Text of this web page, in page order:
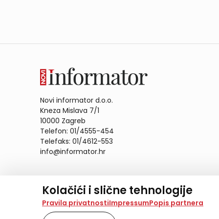
Kolačići i slične tehnologije
Na našoj web stranici koristimo kolačiće i slične
analiziramo promet na stranici te prikazujemo
Pravila privatnostiImpressumPopis partnera
Novi informator d.o.o.
Kneza Mislava 7/1
10000 Zagreb
Telefon: 01/4555-454
Telefaks: 01/4612-553
info@informator.hr